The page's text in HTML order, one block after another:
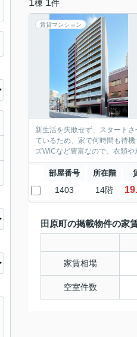
棟 件
賃貸マンション
新生活を失敗せず、スタート
ているため、家で何時間も待
ズWICなど豊富なので、衣類
部屋番号 所在階
1403 14階
田原町の掲載物件の家
家賃相場
空室件数